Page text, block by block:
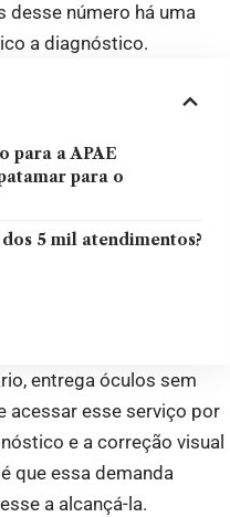
desse número há uma
a diagnóstico.
para a APAE
para o
5 mil atendimentos?
entrega óculos sem
acessar esse serviço por
e a correção visual
que essa demanda
a alcançá-la.